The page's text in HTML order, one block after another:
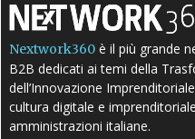
Nextwork360 è il più grande
B2B dedicati ai temi della
dell’Innovazione
cultura digitale e
amministrazioni italiane.